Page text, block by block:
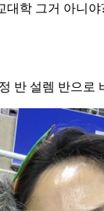
대학 그거 아니야
반 설렘 반으로